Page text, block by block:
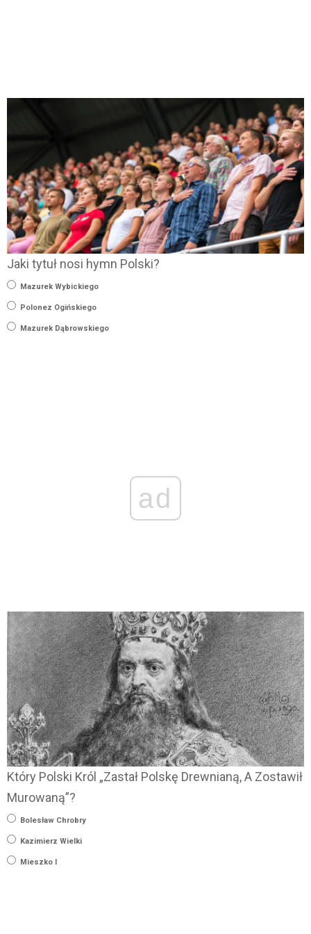
Jaki tytuł nosi hymn Polski?
Mazurek Wybickiego
Polonez Ogińskiego
Mazurek Dąbrowskiego
ad
Który Polski Król „Zastał Polskę Drewnianą, A Zostawił
Murowaną”?
Bolesław Chrobry
Kazimierz Wielki
Mieszko I